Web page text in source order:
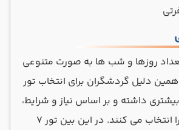
تعداد روزها و شب ها به صورت متنوعی
دلیل گردشگران برای انتخاب تور
داشته و بر اساس نیاز و شرایط،
تور مورد نظر خود را انتخاب می کنند. در این بین تور ۷